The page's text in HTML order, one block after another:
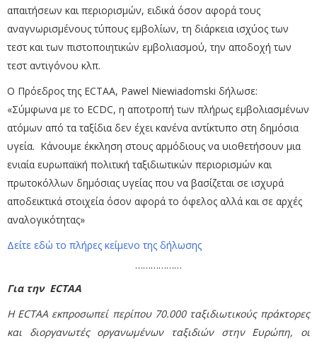
απαιτήσεων και περιορισμών, ειδικά όσον αφορά τους
αναγνωρισμένους τύπους εμβολίων, τη διάρκεια ισχύος των
τεστ και των πιστοποιητικών εμβολιασμού, την αποδοχή των
τεστ αντιγόνου κλπ.
Ο Πρόεδρος της ECTAA, Pawel Niewiadomski δήλωσε:
«Σύμφωνα με το ECDC, η αποτροπή των πλήρως εμβολιασμένων
ατόμων από τα ταξίδια δεν έχει κανένα αντίκτυπο στη δημόσια
υγεία. Κάνουμε έκκληση στους αρμόδιους να υιοθετήσουν μια
ενιαία ευρωπαϊκή πολιτική ταξιδιωτικών περιορισμών και
πρωτοκόλλων δημόσιας υγείας που να βασίζεται σε ισχυρά
αποδεικτικά στοιχεία όσον αφορά το όφελος αλλά και σε αρχές
αναλογικότητας»
Δείτε εδώ το πλήρες κείμενο της δήλωσης
………………
Για την ECTAA
Η ECTAA εκπροσωπεί περίπου 70.000 ταξιδιωτικούς πράκτορες
και διοργανωτές οργανωμένων ταξιδιών στην Ευρώπη, οι